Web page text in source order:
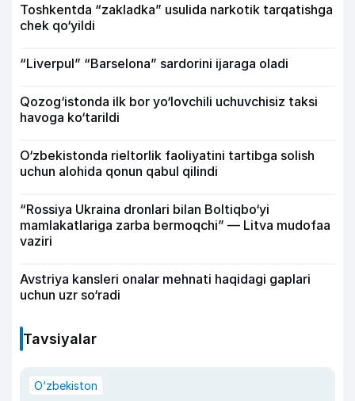
Toshkentda “zakladka” usulida narkotik tarqatishga
chek qo‘yildi
“Liverpul” “Barselona” sardorini ijaraga oladi
Qozog‘istonda ilk bor yo‘lovchili uchuvchisiz taksi
havoga ko‘tarildi
O‘zbekistonda rieltorlik faoliyatini tartibga solish
uchun alohida qonun qabul qilindi
“Rossiya Ukraina dronlari bilan Boltiqbo‘yi
mamlakatlariga zarba bermoqchi” — Litva mudofaa
vaziri
Avstriya kansleri onalar mehnati haqidagi gaplari
uchun uzr so‘radi
Tavsiyalar
O‘zbekiston